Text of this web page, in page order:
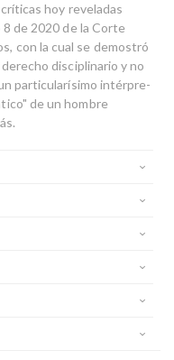
hoy reveladas
de 2020 de la Corte
con la cual se demostró
disciplinario y no
particularísimo intérpre­
de un hombre